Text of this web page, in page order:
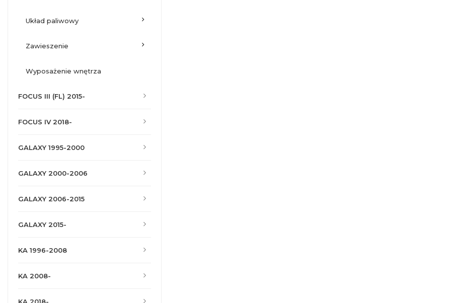
układ paliwowy
zawieszenie
wyposażenie wnętrza
FOCUS III (FL) 2015-
FOCUS IV 2018-
GALAXY 1995-2000
GALAXY 2000-2006
GALAXY 2006-2015
GALAXY 2015-
KA 1996-2008
KA 2008-